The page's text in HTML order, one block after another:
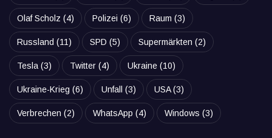
Olaf Scholz (4) Polizei (6) Raum (3)
Russland (11) SPD (5) Supermärkten (2)
Tesla (3) Twitter (4) Ukraine (10)
Ukraine-Krieg (6) Unfall (3) USA(3)
Verbrechen (2) WhatsApp (4) Windows (3)